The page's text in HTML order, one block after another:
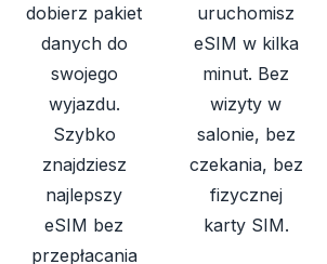
dobierz pakiet
danych do
swojego
wyjazdu.
Szybko
znajdziesz
najlepszy
eSIM bez
przepłacania
uruchomisz
eSIM w kilka
minut. Bez
wizyty w
salonie, bez
czekania, bez
fizycznej
karty SIM.